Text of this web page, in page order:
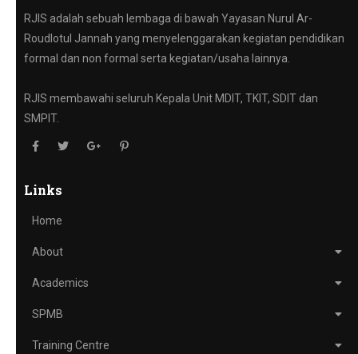
RJIS adalah sebuah lembaga di bawah Yayasan Nurul Ar-
Roudlotul Jannah yang menyelenggarakan kegiatan pendidikan
formal dan non formal serta kegiatan/usaha lainnya.
RJIS membawahi seluruh Kepala Unit MDIT, TKIT, SDIT dan
SMPIT.
Links
Home
About
Academics
SPMB
Training Centre